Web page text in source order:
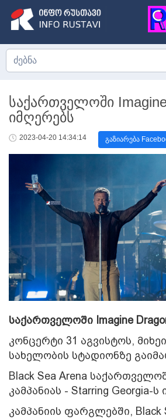
საქართველოში
იმღერებს
2023-04-20 14:34:14 გაზიარება
საქართველოში Imagine
კონცერტი 31 აგვისტოს,
სახელობის სტადიონზე
Black Sea Arena
კამპანიას - Starring Georgia-ს
კამპანიის ფარგლებში, Black